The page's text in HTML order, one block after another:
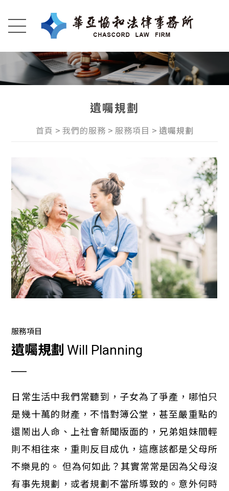
遺囑規劃
首頁 我們的服務 服務項目 遺囑規劃
服務項目
遺囑規劃 Will Planning
日常生活中我們常聽到，子女為了爭產，哪怕只
是幾十萬的財產，不惜對簿公堂，甚至嚴重點的
還鬧出人命、上社會新聞版面的，兄弟姐妹間輕
則不相往來，重則反目成仇，這應該都是父母所
不樂見的。 但為何如此？其實常常是因為父母沒
有事先規劃，或者規劃不當所導致的。意外何時